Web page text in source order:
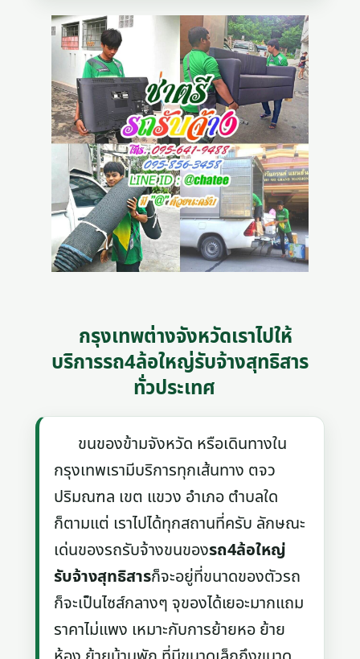
กรุงเทพต่างจังหวัดเราไปให้
บริการรถ4ล้อใหญ่รับจ้างสุทธิสาร
ทั่วประเทศ
ขนของข้ามจังหวัด หรือเดินทางใน
กรุงเทพเรามีบริการทุกเส้นทาง ตจว
ปริมณฑล เขต แขวง อำเภอ ตำบลใด
ก็ตามแต่ เราไปได้ทุกสถานที่ครับ ลักษณะ
เด่นของรถรับจ้างขนของรถ4ล้อใหญ่
รับจ้างสุทธิสารก็จะอยู่ที่ขนาดของตัวรถ
ก็จะเป็นไซส์กลางๆ จุของได้เยอะมากแถม
ราคาไม่แพง เหมาะกับการย้ายหอ ย้าย